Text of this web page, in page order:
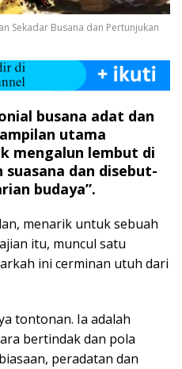
Sekadar Busana dan Pertunjukan
busana adat dan
utama
mengalun lembut di
dan disebut-
budaya”.
menarik untuk sebuah
itu, muncul satu
ini cerminan utuh dari
tontonan. Ia adalah
bertindak dan pola
peradatan dan